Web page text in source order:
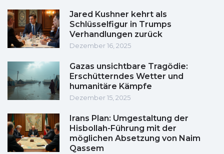
Jared Kushner kehrt als
Schlüsselfigur in Trumps
Verhandlungen zurück
Dezember 16, 2025
Gazas unsichtbare Tragödie:
Erschütterndes Wetter und
humanitäre Kämpfe
Dezember 15, 2025
Irans Plan: Umgestaltung der
Hisbollah-Führung mit der
möglichen Absetzung von Naim
Qassem